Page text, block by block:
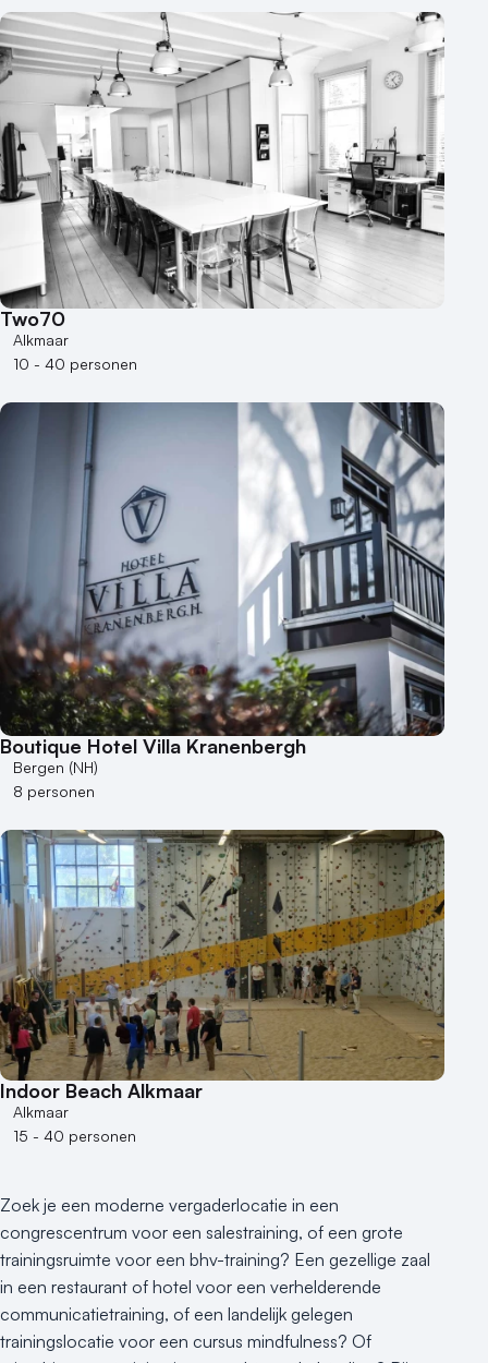
Two70
Alkmaar
10 - 40 personen
Boutique Hotel Villa Kranenbergh
Bergen (NH)
8 personen
Indoor Beach Alkmaar
Alkmaar
15 - 40 personen
Zoek je een moderne vergaderlocatie in een
congrescentrum voor een salestraining, of een grote
trainingsruimte voor een bhv-training? Een gezellige zaal
in een restaurant of hotel voor een verhelderende
communicatietraining, of een landelijk gelegen
trainingslocatie voor een cursus mindfulness? Of